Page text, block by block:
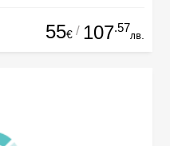
55€ / 107.57
лв.